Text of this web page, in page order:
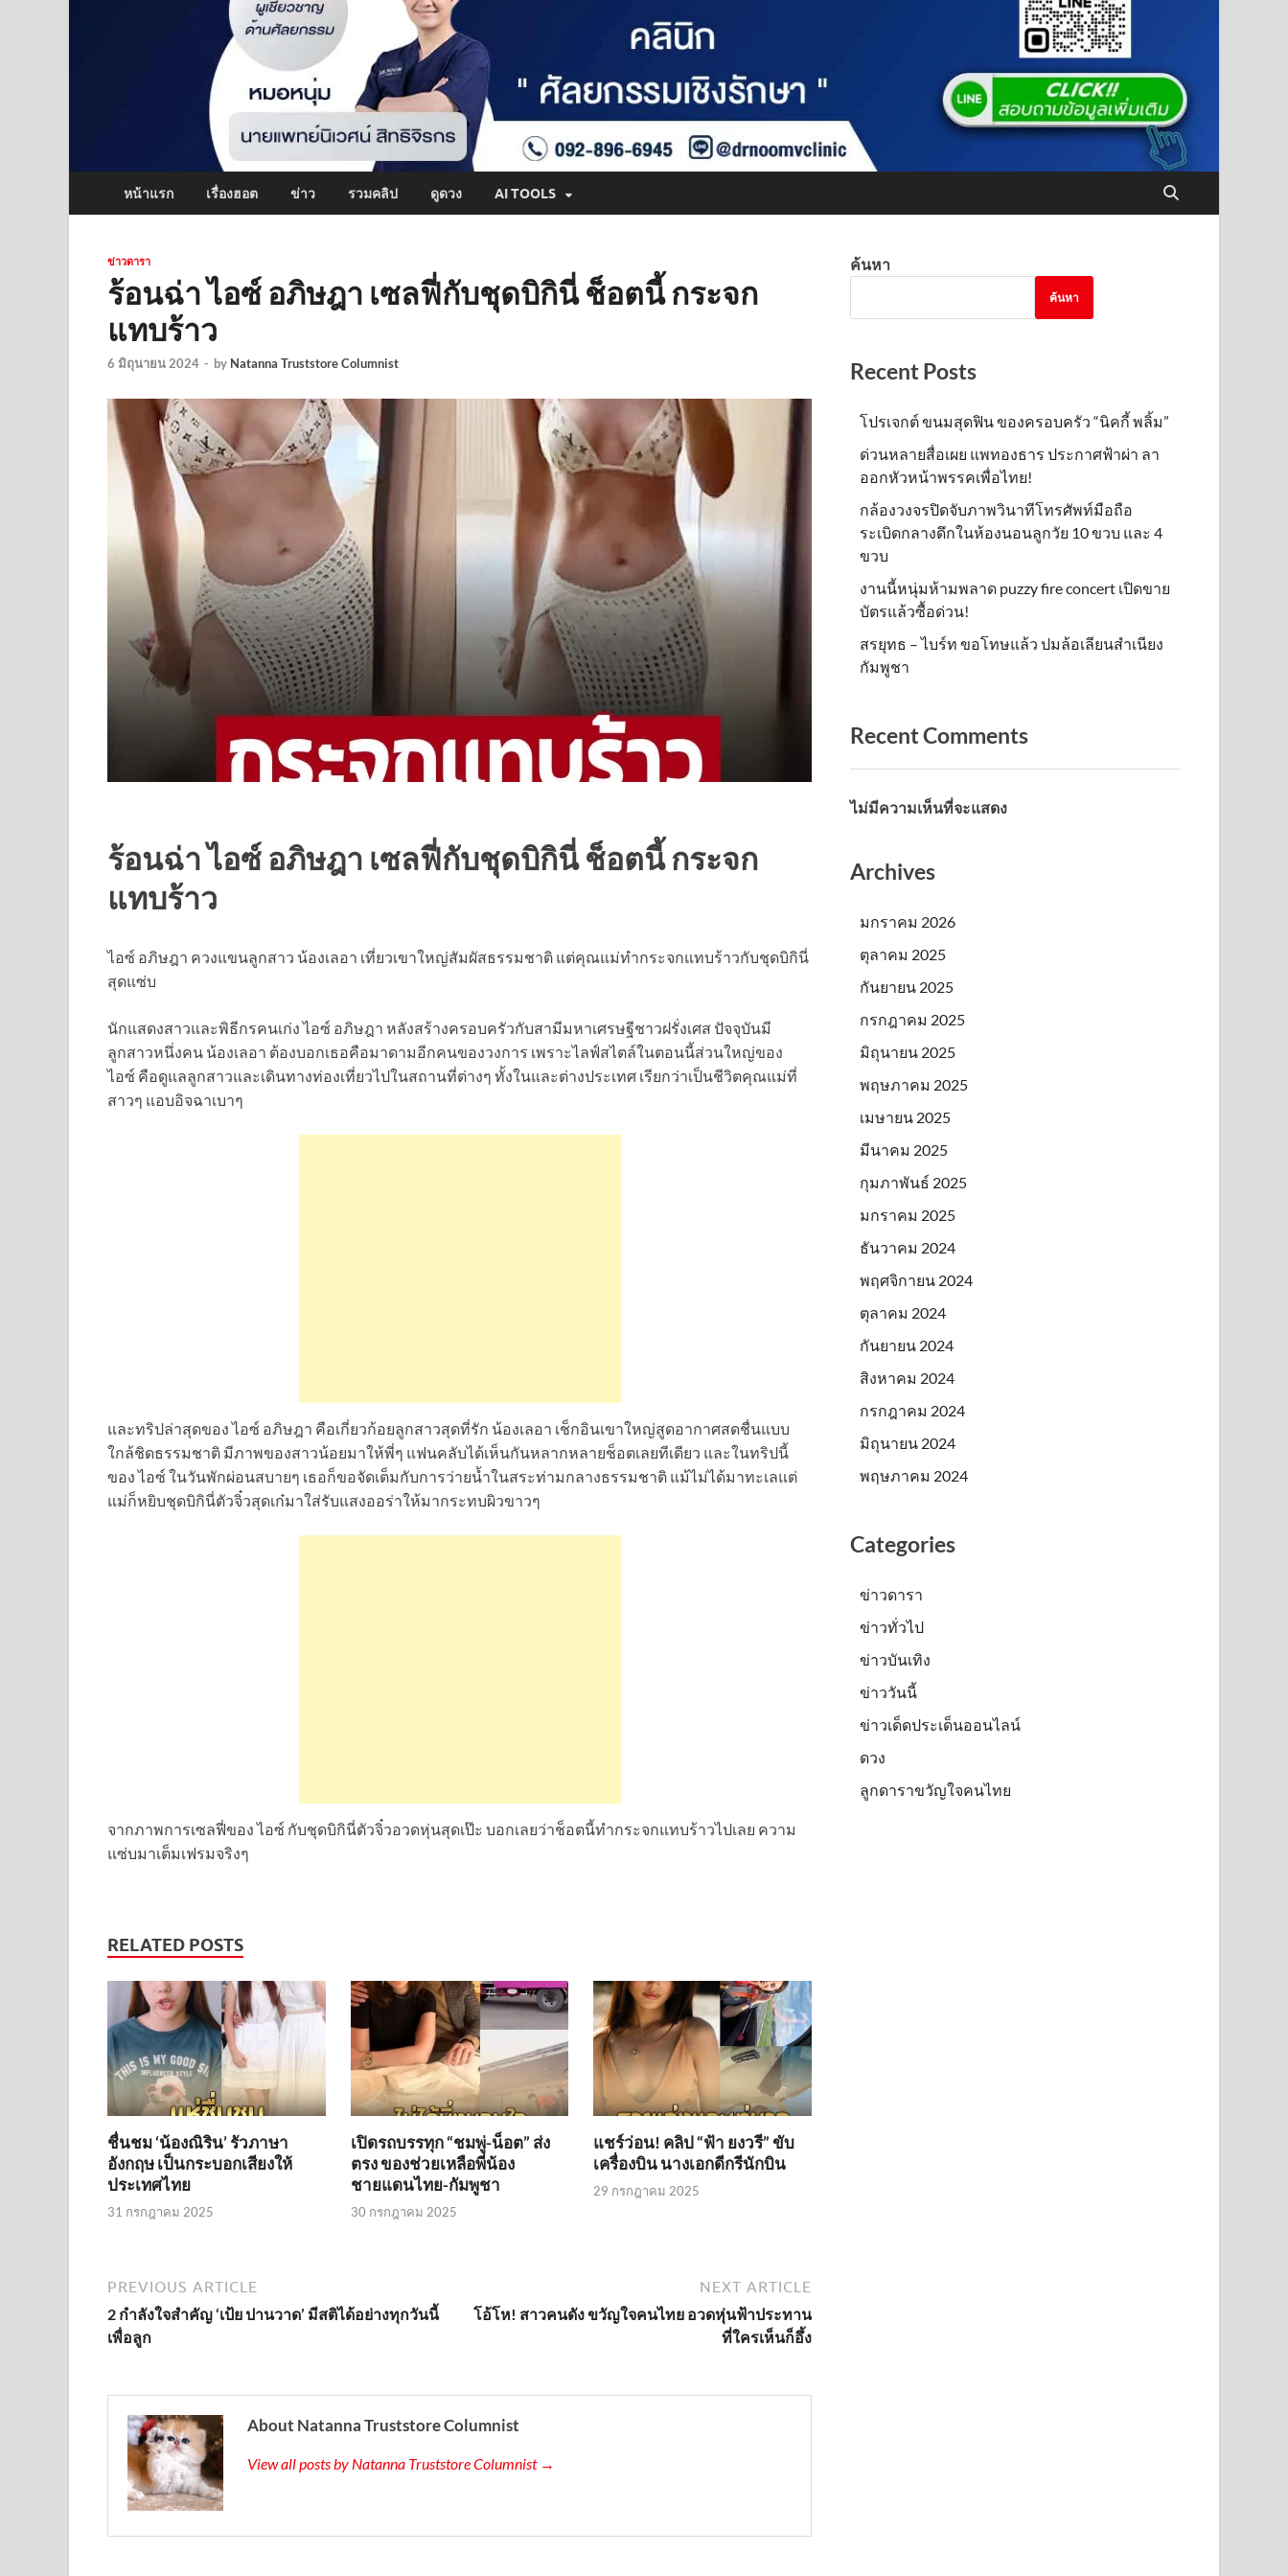
หน้าแรก เรื่องฮอต ข่าว รวมคลิป ดูดวง AI TOOLS
ข่าวดารา
ร้อนฉ่า ไอซ์ อภิษฎา เซลฟี่กับชุดบิกินี่ ช็อตนี้ กระจก
แทบร้าว
6 มิถุนายน 2024 - by Natanna Truststore Columnist
ร้อนฉ่า ไอซ์ อภิษฎา เซลฟี่กับชุดบิกินี่ ช็อตนี้ กระจก
แทบร้าว
ไอซ์ อภิษฎา ควงแขนลูกสาว น้องเลอา เที่ยวเขาใหญ่สัมผัสธรรมชาติ แต่คุณแม่ทำกระจกแทบร้าวกับชุดบิกินี่
สุดแซ่บ
นักแสดงสาวและพิธีกรคนเก่ง ไอซ์ อภิษฎา หลังสร้างครอบครัวกับสามีมหาเศรษฐีชาวฝรั่งเศส ปัจจุบันมี
ลูกสาวหนึ่งคน น้องเลอา ต้องบอกเธอคือมาดามอีกคนของวงการ เพราะไลฟ์สไตล์ในตอนนี้ส่วนใหญ่ของ
ไอซ์ คือดูแลลูกสาวและเดินทางท่องเที่ยวไปในสถานที่ต่างๆ ทั้งในและต่างประเทศ เรียกว่าเป็นชีวิตคุณแม่ที่
สาวๆ แอบอิจฉาเบาๆ
และทริปล่าสุดของ ไอซ์ อภิษฎา คือเกี่ยวก้อยลูกสาวสุดที่รัก น้องเลอา เช็กอินเขาใหญ่สูดอากาศสดชื่นแบบ
ใกล้ชิดธรรมชาติ มีภาพของสาวน้อยมาให้พี่ๆ แฟนคลับได้เห็นกันหลากหลายช็อตเลยทีเดียว และในทริปนี้
ของ ไอซ์ ในวันพักผ่อนสบายๆ เธอก็ขอจัดเต็มกับการว่ายน้ำในสระท่ามกลางธรรมชาติ แม้ไม่ได้มาทะเลแต่
แม่ก็หยิบชุดบิกินี่ตัวจิ๋วสุดเก๋มาใส่รับแสงออร่าให้มากระทบผิวขาวๆ
จากภาพการเซลฟี่ของ ไอซ์ กับชุดบิกินี่ตัวจิ๋วอวดหุ่นสุดเป๊ะ บอกเลยว่าช็อตนี้ทำกระจกแทบร้าวไปเลย ความ
แซ่บมาเต็มเฟรมจริงๆ
RELATED POSTS
ชื่นชม ‘น้องณิริน’ รัวภาษา
อังกฤษ เป็นกระบอกเสียงให้
ประเทศไทย
31 กรกฎาคม 2025
เปิดรถบรรทุก “ชมพู่-น็อต” ส่ง
ตรง ของช่วยเหลือพี่น้อง
ชายแดนไทย-กัมพูชา
30 กรกฎาคม 2025
แชร์ว่อน! คลิป “ฟ้า ยงวรี” ขับ
เครื่องบิน นางเอกดีกรีนักบิน
29 กรกฎาคม 2025
PREVIOUS ARTICLE
2 กำลังใจสำคัญ ‘เป้ย ปานวาด’ มีสติได้อย่างทุกวันนี้
เพื่อลูก
NEXT ARTICLE
โอ้โห! สาวคนดัง ขวัญใจคนไทย อวดหุ่นฟ้าประทาน
ที่ใครเห็นก็อึ้ง
About Natanna Truststore Columnist
View all posts by Natanna Truststore Columnist →
ค้นหา
ค้นหา
Recent Posts
โปรเจกต์ ขนมสุดฟิน ของครอบครัว “นิคกี้ พลิ้ม”
ด่วนหลายสื่อเผย แพทองธาร ประกาศฟ้าผ่า ลา
ออกหัวหน้าพรรคเพื่อไทย!
กล้องวงจรปิดจับภาพวินาทีโทรศัพท์มือถือ
ระเบิดกลางดึกในห้องนอนลูกวัย 10 ขวบ และ 4
ขวบ
งานนี้หนุ่มห้ามพลาด puzzy fire concert เปิดขาย
บัตรแล้วซื้อด่วน!
สรยุทธ – ไบร์ท ขอโทษแล้ว ปมล้อเลียนสำเนียง
กัมพูชา
Recent Comments
ไม่มีความเห็นที่จะแสดง
Archives
มกราคม 2026
ตุลาคม 2025
กันยายน 2025
กรกฎาคม 2025
มิถุนายน 2025
พฤษภาคม 2025
เมษายน 2025
มีนาคม 2025
กุมภาพันธ์ 2025
มกราคม 2025
ธันวาคม 2024
พฤศจิกายน 2024
ตุลาคม 2024
กันยายน 2024
สิงหาคม 2024
กรกฎาคม 2024
มิถุนายน 2024
พฤษภาคม 2024
Categories
ข่าวดารา
ข่าวทั่วไป
ข่าวบันเทิง
ข่าววันนี้
ข่าวเด็ดประเด็นออนไลน์
ดวง
ลูกดาราขวัญใจคนไทย